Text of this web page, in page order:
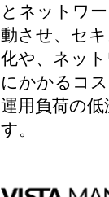
とネットワ
動させ、セ
化や、ネッ
にかかるコス
運用負荷の低
す。